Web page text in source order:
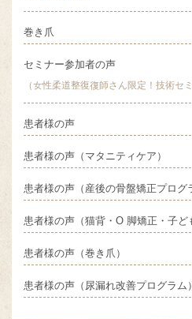
巻き爪
セミナー参加者の声
（女性柔道整復復師さん限定！技術セミ
患者様の声
患者様の声（マタニティケア）
患者様の声（産後の骨盤矯正プログ
患者様の声（猫背・O 脚矯正・子ど
患者様の声（巻き爪）
患者様の声（尿漏れ改善プログラム）